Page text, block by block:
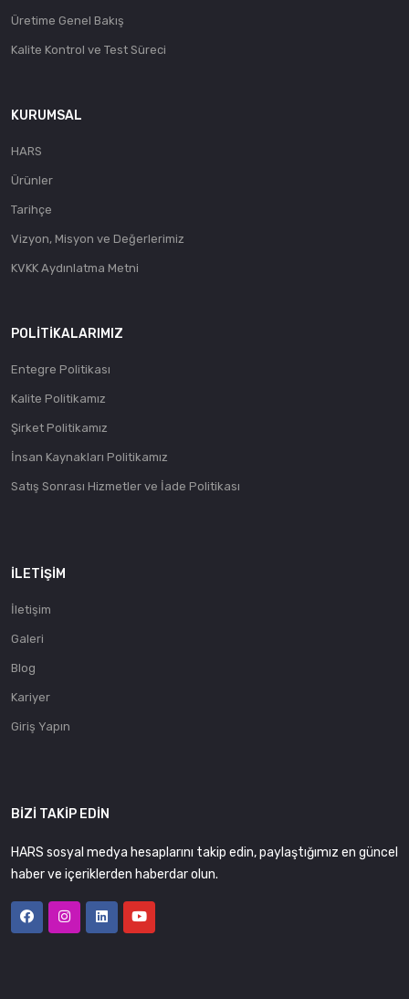
Üretime Genel Bakış
Kalite Kontrol ve Test Süreci
KURUMSAL
HARS
Ürünler
Tarihçe
Vizyon, Misyon ve Değerlerimiz
KVKK Aydınlatma Metni
POLITIKALARIMIZ
Entegre Politikası
Kalite Politikamız
Şirket Politikamız
İnsan Kaynakları Politikamız
Satış Sonrası Hizmetler ve İade Politikası
İLETIŞIM
İletişim
Galeri
Blog
Kariyer
Giriş Yapın
BIZI TAKIP EDIN
HARS sosyal medya hesaplarını takip edin, paylaştığımız en güncel
haber ve içeriklerden haberdar olun.